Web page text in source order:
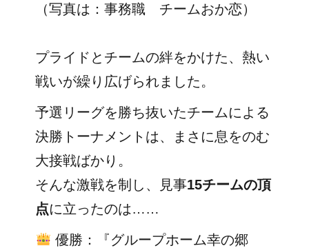
（写真は：事務職 チームおか恋）
プライドとチームの絆をかけた、熱い
戦いが繰り広げられました。
予選リーグを勝ち抜いたチームによる
決勝トーナメントは、まさに息をのむ
大接戦ばかり。
そんな激戦を制し、見事15チームの頂
点に立ったのは……
優勝：『グループホーム幸の郷